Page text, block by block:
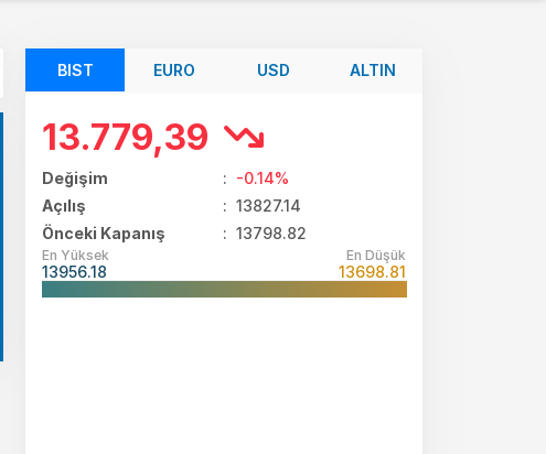
BIST EURO USD ALTIN
13.779,39
Değişim : -0.14%
Açılış
: 13827.14
Önceki Kapanış
: 13798.82
En Yüksek
13956.18
En Düşük
13698.81